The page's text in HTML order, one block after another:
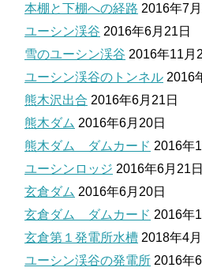
本棚と下棚への経路 2016年7
ユーシン渓谷 2016年6月21日
雪のユーシン渓谷 2016年11月
ユーシン渓谷のトンネル 2016
熊木沢出合 2016年6月21日
熊木ダム 2016年6月20日
熊木ダム ダムカード 2016年
ユーシンロッジ 2016年6月21日
玄倉ダム 2016年6月20日
玄倉ダム ダムカード 2016年
玄倉第１発電所水槽 2018年4
ユーシン渓谷の発電所 2016年